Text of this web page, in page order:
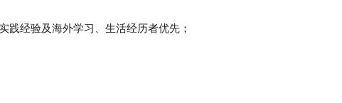
践经验及海外学习、生活经历者优先；